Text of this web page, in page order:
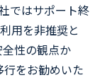
ではサポート終
用を非推奨と
性の観点か
をお勧めいた